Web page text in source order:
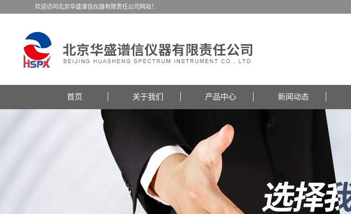
欢迎访问北京华盛谱信仪器有限责任公司网站！
首页 关于我们 产品中心 新闻动态